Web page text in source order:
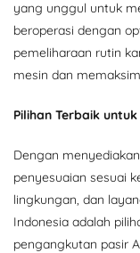
yang unggul untuk
beroperasi dengan
pemeliharaan rutin
mesin dan
Pilihan Terbaik
Dengan
penyesuaian sesuai
lingkungan, dan
Indonesia adalah
pengangkutan pasir